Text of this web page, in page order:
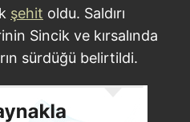
şehit oldu. Saldırı
Sincik ve kırsalında
sürdüğü belirtildi.